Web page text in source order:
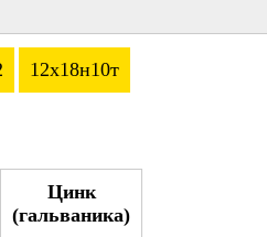
12х18н10т
Цинк
(гальваника)